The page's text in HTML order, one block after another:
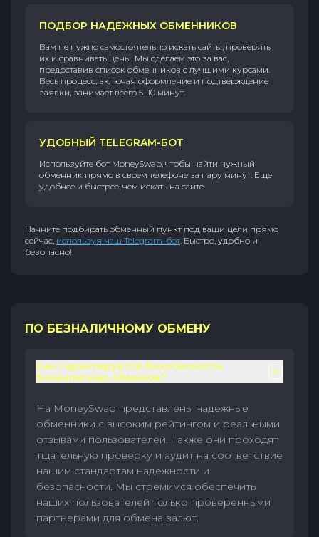
ПОДБОР НАДЕЖНЫХ ОБМЕННИКОВ
Вам не нужно самостоятельно искать сайты, проверять
их и сравнивать цены. Мы сделаем это за вас,
предоставив список обменников с лучшими курсами.
Весь процесс, включая оформление и подтверждение
заявки, занимает всего 5–10 минут.
УДОБНЫЙ TELEGRAM-БОТ
Используйте бот MoneySwap, чтобы найти нужный
обменник прямо в своем телефоне за пару минут. Еще
удобнее и быстрее, чем искать на сайте.
Начните подбирать обменный пункт под ваши цели прямо
сейчас, используя наш Telegram-бот. Быстро, удобно и
безопасно!
ПО БЕЗНАЛИЧНОМУ ОБМЕНУ
Как гарантируется безопасность
безналичных обменов?
На MoneySwap представлены надежные
обменники с высоким рейтингом и реальными
отзывами пользователей. Также они проходят
тщательную проверку и аудит на соответствие
нашим стандартам надежности и
безопасности. Мы стремимся обеспечить
наших пользователей только проверенными
партнерами для обмена валют.